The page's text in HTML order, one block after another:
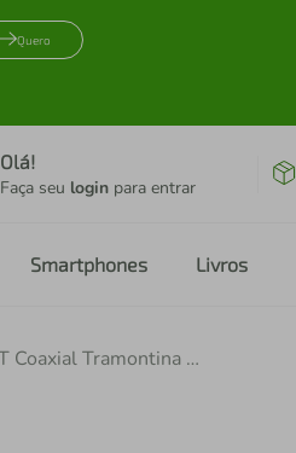
Quero
Olá!
Faça seu login para entrar
Smartphones Livros
Conjunto 4x2 1 Tomada TV/SAT Coaxial Tramontina Giz Branco